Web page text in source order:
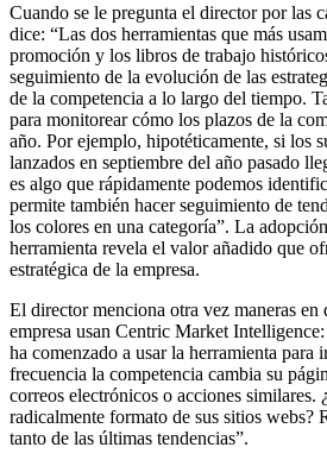
Cuando se le pregunta el director por las
dice: “Las dos herramientas que más
promoción y los libros de trabajo
seguimiento de la evolución de las
de la competencia a lo largo del tiempo.
para monitorear cómo los plazos de la
año. Por ejemplo, hipotéticamente, si los
lanzados en septiembre del año pasado
es algo que rápidamente podemos
permite también hacer seguimiento de
los colores en una categoría”. La
herramienta revela el valor añadido que
estratégica de la empresa.
El director menciona otra vez maneras en
empresa usan Centric Market
ha comenzado a usar la herramienta para
frecuencia la competencia cambia su
correos electrónicos o acciones similares.
radicalmente formato de sus sitios webs?
tanto de las últimas tendencias”.